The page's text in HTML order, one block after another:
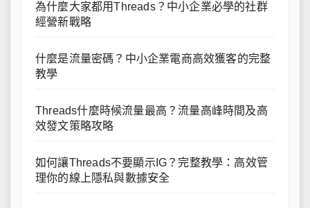
為什麼大家都用Threads？中小企業必學的社群
經營新戰略
什麼是流量密碼？中小企業電商高效獲客的完整
教學
Threads什麼時候流量最高？流量高峰時間及高
效發文策略攻略
如何讓Threads不要顯示IG？完整教學：高效管
理你的線上隱私與數據安全